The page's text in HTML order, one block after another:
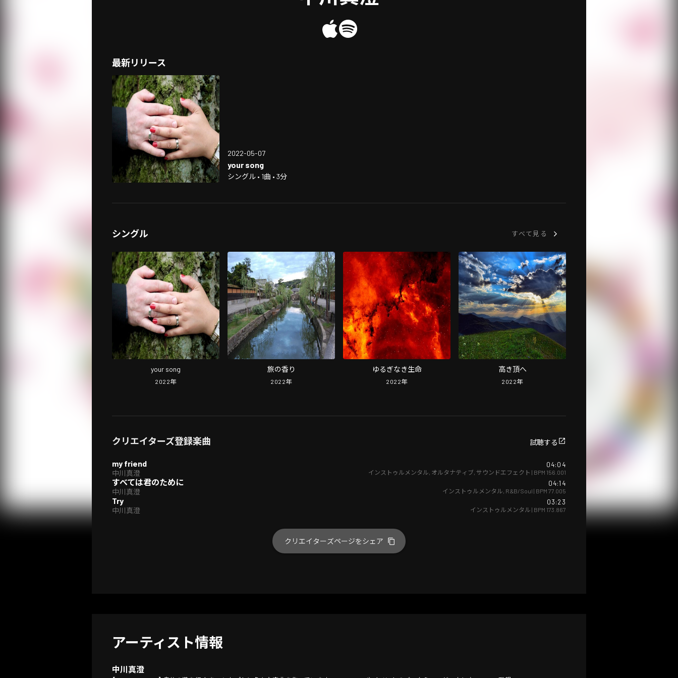
最新リリース
2022-05-07
your song
シングル • 1曲 • 3分
シングル すべて見る
your song
2022年
旅の香り
2022年
ゆるぎなき生命
2022年
高き頂へ
2022年
クリエイターズ登録楽曲 試聴する
my friend
中川真澄
04:04
インストゥルメンタル オルタナティブ サウンドエフェクト | BPM 156.001
すべては君のために
中川真澄
04:14
インストゥルメンタル R&B/Soul | BPM 77.005
Try
中川真澄
03:23
インストゥルメンタル | BPM 173.867
クリエイターズページをシェア
アーティスト情報
中川真澄